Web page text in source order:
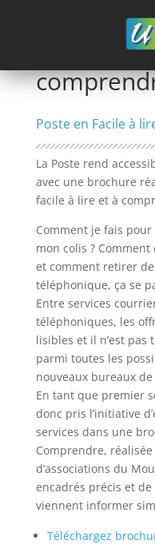
FALC :
Poste en Facile à
La Poste rend
avec une brochure
facile à lire et à
Comment je fais
mon colis ?
et comment retirer
téléphonique, ça se
Entre services
téléphoniques, les
lisibles et il n’est pas
parmi toutes les
nouveaux bureaux de
En tant que premier
donc pris l’initiative
services dans une
Comprendre, réalisée
d’associations du
encadrés précis et
viennent informer
Téléchargez